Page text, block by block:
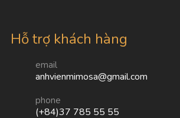
Hỗ trợ khách hàng
email
anhvienmimosa@gmail.com
phone
(+84)37 785 55 55